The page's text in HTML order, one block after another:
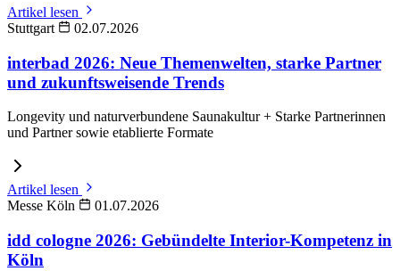
Artikel lesen
Stuttgart
02.07.2026
interbad 2026: Neue Themenwelten, starke Partner
und zukunftsweisende Trends
Longevity und naturverbundene Saunakultur + Starke Partnerinnen
und Partner sowie etablierte Formate
Artikel lesen
Messe Köln
01.07.2026
idd cologne 2026: Gebündelte Interior-Kompetenz in
Köln